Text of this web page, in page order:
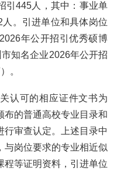
引445人，其中：事业单
。引进单位和具体岗位
年公开招引优秀硕博
知名企业2026年公开招
。
认可的相应证件文书为
布的普通高校专业目录和
行审查认定。上述目录中
与岗位要求的专业相近似
程等证明资料，引进单位